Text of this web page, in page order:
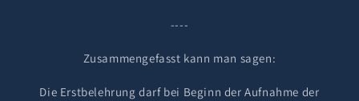
----
Zusammengefasst kann man sagen:
Die Erstbelehrung darf bei Beginn der Aufnahme der